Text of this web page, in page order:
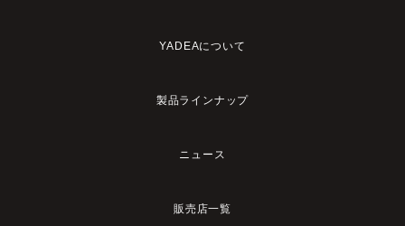
YADEAについて
製品ラインナップ
ニュース
販売店一覧